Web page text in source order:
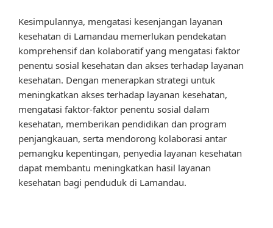
Kesimpulannya, mengatasi kesenjangan layanan
kesehatan di Lamandau memerlukan pendekatan
komprehensif dan kolaboratif yang mengatasi faktor
penentu sosial kesehatan dan akses terhadap layanan
kesehatan. Dengan menerapkan strategi untuk
meningkatkan akses terhadap layanan kesehatan,
mengatasi faktor-faktor penentu sosial dalam
kesehatan, memberikan pendidikan dan program
penjangkauan, serta mendorong kolaborasi antar
pemangku kepentingan, penyedia layanan kesehatan
dapat membantu meningkatkan hasil layanan
kesehatan bagi penduduk di Lamandau.